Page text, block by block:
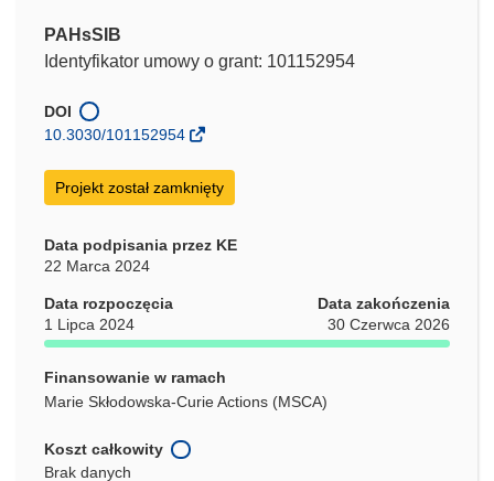
PAHsSIB
Identyfikator umowy o grant: 101152954
DOI
10.3030/101152954
Projekt został zamknięty
Data podpisania przez KE
22 Marca 2024
Data rozpoczęcia
1 Lipca 2024
Data zakończenia
30 Czerwca 2026
Finansowanie w ramach
Marie Skłodowska-Curie Actions (MSCA)
Koszt całkowity
Brak danych